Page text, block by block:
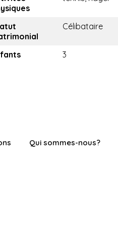
Célibataire
3
Qui sommes-nous?